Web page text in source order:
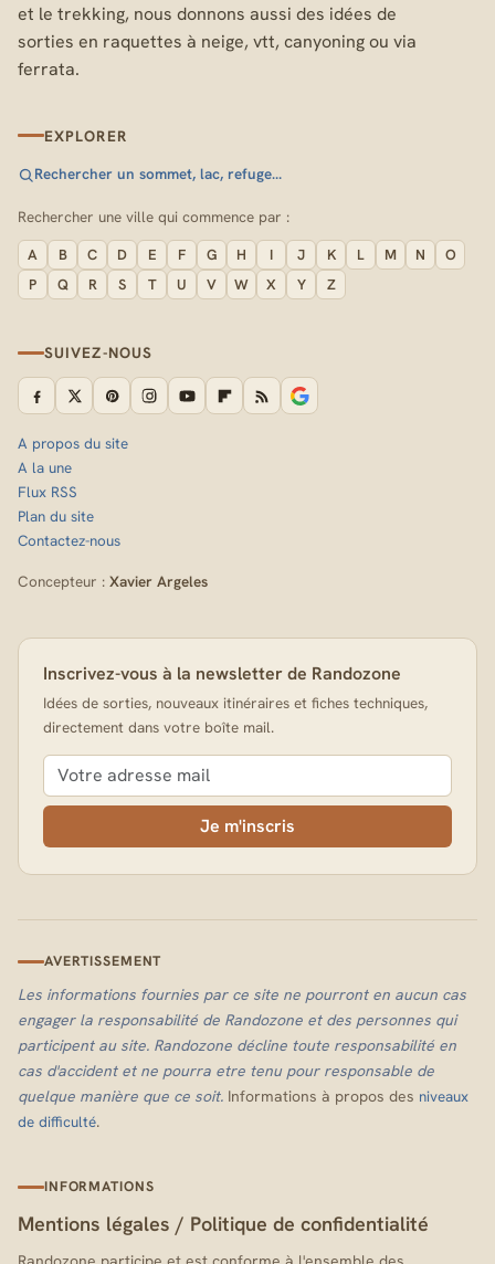
et le trekking, nous donnons aussi des idées de
sorties en raquettes à neige, vtt, canyoning ou via
ferrata.
EXPLORER
Rechercher un sommet, lac, refuge…
Rechercher une ville qui commence par :
A B C D E F G H I J K L M N
O
P
Q R S T U V W X Y Z
SUIVEZ-NOUS
A propos du site
A la une
Flux RSS
Plan du site
Contactez-nous
Concepteur : Xavier Argeles
Inscrivez-vous à la newsletter de Randozone
Idées de sorties, nouveaux itinéraires et fiches techniques,
directement dans votre boîte mail.
Je m'inscris
AVERTISSEMENT
Les informations fournies par ce site ne pourront en aucun cas
engager la responsabilité de Randozone et des personnes qui
participent au site. Randozone décline toute responsabilité en
cas d'accident et ne pourra etre tenu pour responsable de
quelque manière que ce soit. Informations à propos des niveaux
de difficulté.
INFORMATIONS
Mentions légales / Politique de confidentialité